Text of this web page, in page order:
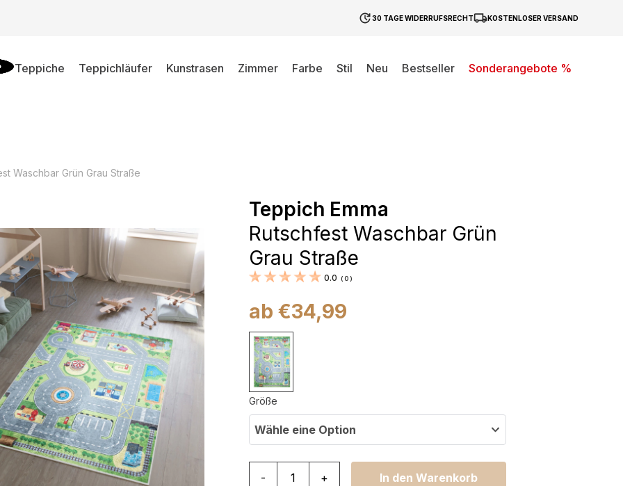
30 TAGE WIDERRUFSRECHT KOSTENLOSER VERSAND
Teppiche Teppichläufer Kunstrasen Zimmer Farbe Stil Neu Bestseller
Sonderangebote %
Waschbar Grün Grau Straße
Teppich Emma
Rutschfest Waschbar Grün
Grau Straße
0.0 ( 0 )
ab €34,99
Größe
Wähle eine Option
- + In den Warenkorb